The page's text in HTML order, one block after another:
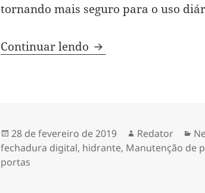
tornando mais seguro para o uso
Continuar lendo 3 itens utilizados
Publicado
em
28 de fevereiro de 2019 Autor
Redator
fechadura digital, hidrante, Manutenção de
portas